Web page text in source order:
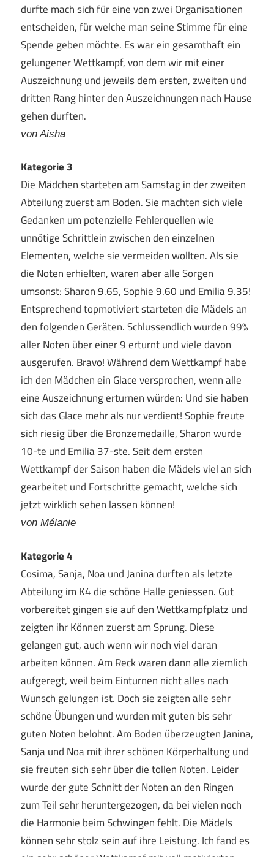
durfte mach sich für eine von zwei Organisationen
entscheiden, für welche man seine Stimme für eine
Spende geben möchte. Es war ein gesamthaft ein
gelungener Wettkampf, von dem wir mit einer
Auszeichnung und jeweils dem ersten, zweiten und
dritten Rang hinter den Auszeichnungen nach Hause
gehen durften.
von Aisha
Kategorie 3
Die Mädchen starteten am Samstag in der zweiten
Abteilung zuerst am Boden. Sie machten sich viele
Gedanken um potenzielle Fehlerquellen wie
unnötige Schrittlein zwischen den einzelnen
Elementen, welche sie vermeiden wollten. Als sie
die Noten erhielten, waren aber alle Sorgen
umsonst: Sharon 9.65, Sophie 9.60 und Emilia 9.35!
Entsprechend topmotiviert starteten die Mädels an
den folgenden Geräten. Schlussendlich wurden 99%
aller Noten über einer 9 erturnt und viele davon
ausgerufen. Bravo! Während dem Wettkampf habe
ich den Mädchen ein Glace versprochen, wenn alle
eine Auszeichnung erturnen würden: Und sie haben
sich das Glace mehr als nur verdient! Sophie freute
sich riesig über die Bronzemedaille, Sharon wurde
10-te und Emilia 37-ste. Seit dem ersten
Wettkampf der Saison haben die Mädels viel an sich
gearbeitet und Fortschritte gemacht, welche sich
jetzt wirklich sehen lassen können!
von Mélanie
Kategorie 4
Cosima, Sanja, Noa und Janina durften als letzte
Abteilung im K4 die schöne Halle geniessen. Gut
vorbereitet gingen sie auf den Wettkampfplatz und
zeigten ihr Können zuerst am Sprung. Diese
gelangen gut, auch wenn wir noch viel daran
arbeiten können. Am Reck waren dann alle ziemlich
aufgeregt, weil beim Einturnen nicht alles nach
Wunsch gelungen ist. Doch sie zeigten alle sehr
schöne Übungen und wurden mit guten bis sehr
guten Noten belohnt. Am Boden überzeugten Janina,
Sanja und Noa mit ihrer schönen Körperhaltung und
sie freuten sich sehr über die tollen Noten. Leider
wurde der gute Schnitt der Noten an den Ringen
zum Teil sehr heruntergezogen, da bei vielen noch
die Harmonie beim Schwingen fehlt. Die Mädels
können sehr stolz sein auf ihre Leistung. Ich fand es